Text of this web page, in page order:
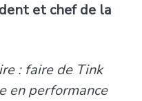
et chef de la
: faire de Tink
en performance